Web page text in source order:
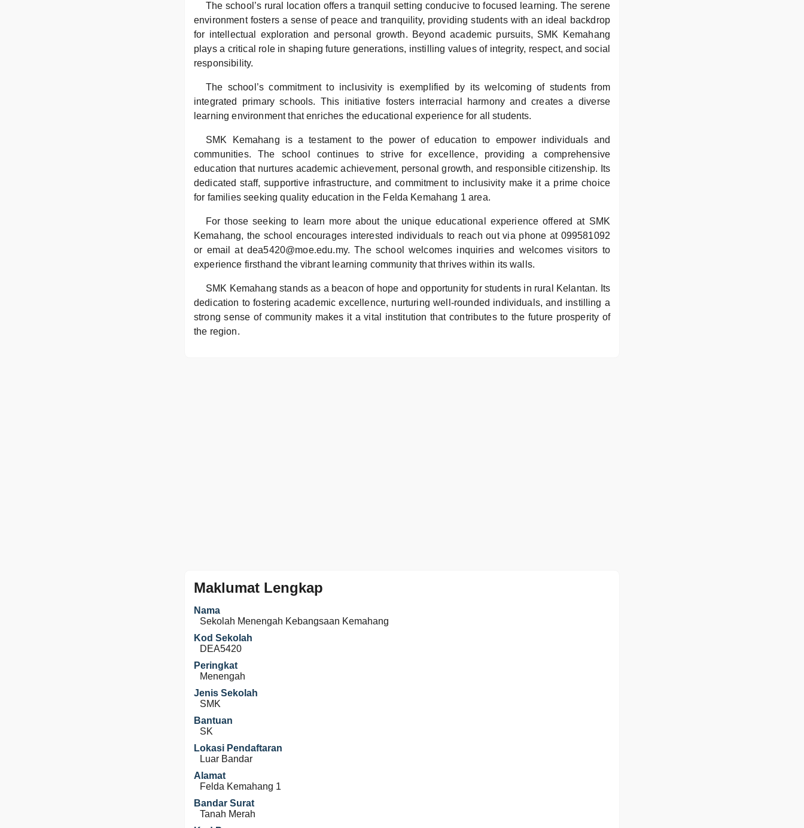
The school’s rural location offers a tranquil setting conducive to focused learning. The serene
environment fosters a sense of peace and tranquility, providing students with an ideal backdrop
for intellectual exploration and personal growth. Beyond academic pursuits, SMK Kemahang
plays a critical role in shaping future generations, instilling values of integrity, respect, and social
responsibility.
The school’s commitment to inclusivity is exemplified by its welcoming of students from
integrated primary schools. This initiative fosters interracial harmony and creates a diverse
learning environment that enriches the educational experience for all students.
SMK Kemahang is a testament to the power of education to empower individuals and
communities. The school continues to strive for excellence, providing a comprehensive
education that nurtures academic achievement, personal growth, and responsible citizenship. Its
dedicated staff, supportive infrastructure, and commitment to inclusivity make it a prime choice
for families seeking quality education in the Felda Kemahang 1 area.
For those seeking to learn more about the unique educational experience offered at SMK
Kemahang, the school encourages interested individuals to reach out via phone at 099581092
or email at dea5420@moe.edu.my. The school welcomes inquiries and welcomes visitors to
experience firsthand the vibrant learning community that thrives within its walls.
SMK Kemahang stands as a beacon of hope and opportunity for students in rural Kelantan. Its
dedication to fostering academic excellence, nurturing well-rounded individuals, and instilling a
strong sense of community makes it a vital institution that contributes to the future prosperity of
the region.
Maklumat Lengkap
Nama
Sekolah Menengah Kebangsaan Kemahang
Kod Sekolah
DEA5420
Peringkat
Menengah
Jenis Sekolah
SMK
Bantuan
SK
Lokasi Pendaftaran
Luar Bandar
Alamat
Felda Kemahang 1
Bandar Surat
Tanah Merah